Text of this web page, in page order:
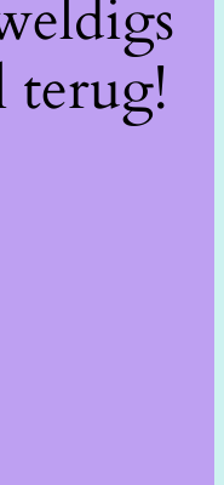
terug!